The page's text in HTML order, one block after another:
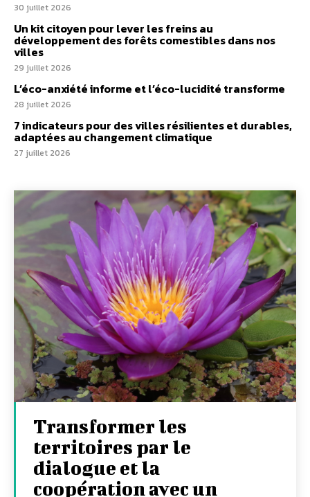
30 juillet 2026
Un kit citoyen pour lever les freins au
développement des forêts comestibles dans nos
villes
29 juillet 2026
L’éco-anxiété informe et l’éco-lucidité transforme
28 juillet 2026
7 indicateurs pour des villes résilientes et durables,
adaptées au changement climatique
27 juillet 2026
Transformer les
territoires par le
dialogue et la
coopération avec un